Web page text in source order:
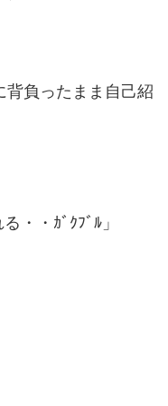
負ったまま自己紹
・・ｶﾞｸﾌﾞﾙ」